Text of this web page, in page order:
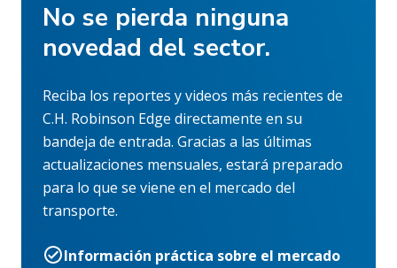
No se pierda ninguna
novedad del sector.
Reciba los reportes y videos más recientes de
C.H. Robinson Edge directamente en su
bandeja de entrada. Gracias a las últimas
actualizaciones mensuales, estará preparado
para lo que se viene en el mercado del
transporte.
Información práctica sobre el mercado